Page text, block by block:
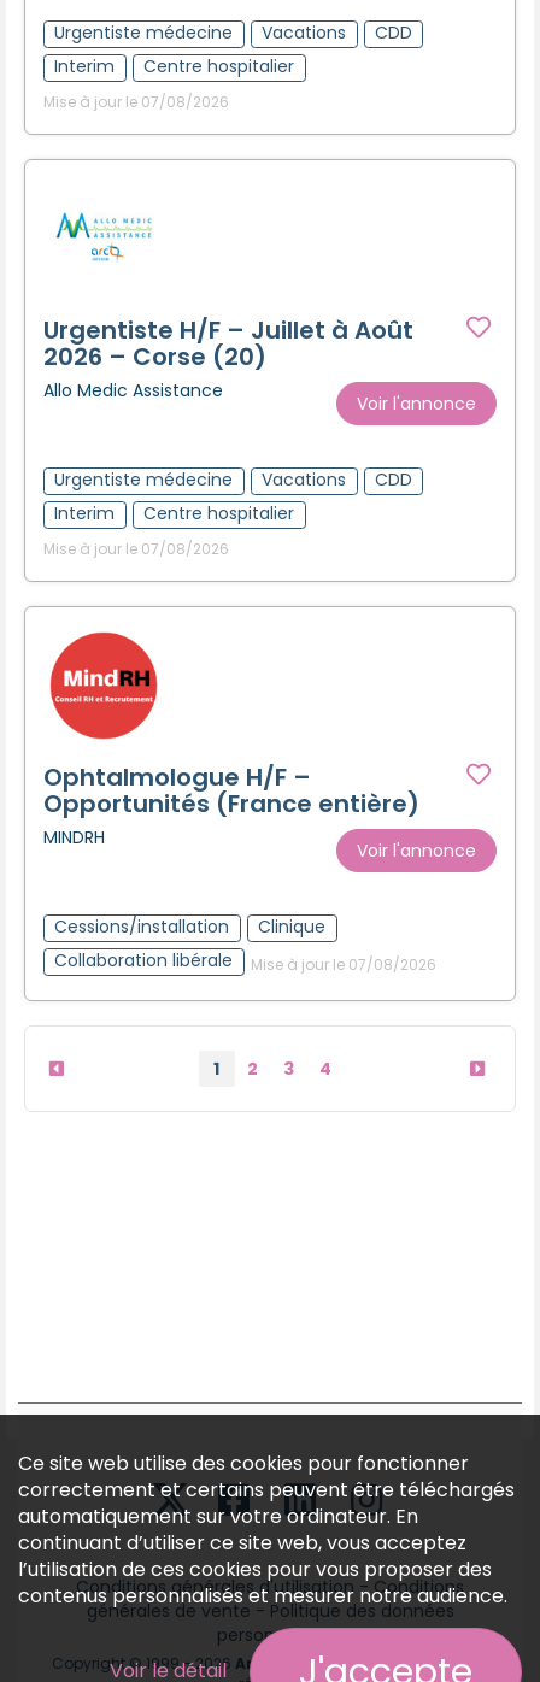
Urgentiste médecine Vacations
CDD
Interim
Centre hospitalier
Mise à jour le 07/08/2026
Urgentiste H/F – Juillet à Août
2026 – Corse (20)
Allo Medic Assistance
Voir l'annonce
Urgentiste médecine Vacations
CDD
Interim
Centre hospitalier
Mise à jour le 07/08/2026
Ophtalmologue H/F –
Opportunités (France entière)
MINDRH
Voir l'annonce
Cessions/installation
Clinique
Collaboration libérale
Mise à jour le 07/08/2026
1 2 3 4
Conditions générales d'utilisation - Conditions
générales de vente-Politique des données
personnelles
Copyright © 1999 - 2026 Annonces médicalestous droits
Ce site web utilise des cookies pour fonctionner
correctement et certains peuvent être téléchargés
automatiquement sur votre ordinateur. En
continuant d’utiliser ce site web, vous acceptez
l’utilisation de ces cookies pour vous proposer des
contenus personnalisés et mesurer notre audience.
Voir le détail